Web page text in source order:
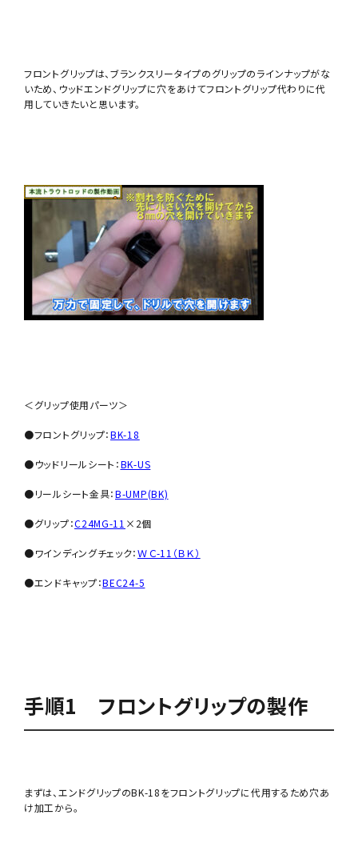
フロントグリップは、ブランクスリータイプのグリップのラインナップがな
いため、ウッドエンドグリップに穴をあけてフロントグリップ代わりに代
用していきたいと思います。
＜グリップ使用パーツ＞
●フロントグリップ：BK-18
●ウッドリールシート：BK-US
●リールシート金具：B-UMP(BK)
●グリップ：C24MG-11 ×2個
●ワインディングチェック：ＷＣ-11（ＢＫ）
●エンドキャップ：BEC24-5
手順1 フロントグリップの製作
まずは、エンドグリップのBK-18をフロントグリップに代用するため穴あ
け加工から。